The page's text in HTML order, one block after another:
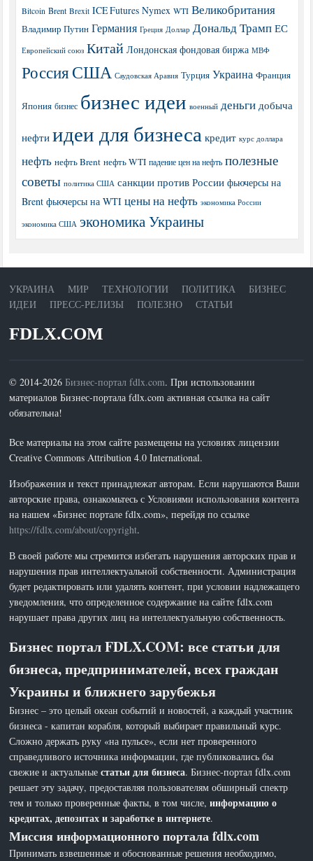
Bitcoin Brent Brexit ICE Futures Nymex WTI Великобритания
Владимир Путин Германия Греция Доллар Дональд Трамп ЕС
Европейский союз Китай Лондонская фондовая биржа МВФ
РоссияСША Саудовская Аравия Турция Украина Франция
Япония бизнес бизнес идеи военный деньги добыча
нефти идеи для бизнеса кредит курс доллара
нефть нефть Brent нефть WTI падение цен на нефть полезные
советы политика США санкции против России фьючерсы на
Brent фьючерсы на WTI цены на нефть экономика России
экономика США экономика Украины
УКРАИНА МИР ТЕХНОЛОГИИ ПОЛИТИКА
БИЗНЕС
ИДЕИ
ПРЕСС-РЕЛИЗЫ ПОЛЕЗНО СТАТЬИ
FDLX.COM
© 2014-2026Бизнес-портал fdlx.com. При использовании
материалов Бизнес-портала fdlx.com активная ссылка на сайт
обязательна!
Все материалы на этом сайте размещены на условиях лицензии
Creative Commons Attribution 4.0 International.
Изображения и текст принадлежат авторам. Если нарушаются Ваши
авторские права, ознакомьтесь с Условиями использования контента
на нашем «Бизнес портале fdlx.com», перейдя по ссылке
https://fdlx.com/about/copyright.
В своей работе мы стремится избегать нарушения авторских прав и
нарушения прав интеллектуальной собственности. Администрация
будет редактировать или удалять контент, при условии надлежащего
уведомления, что определенное содержание на сайте fdlx.com
нарушает права других лиц на интеллектуальную собственность.
Бизнес портал FDLX.COM: все статьи для
бизнеса, предпринимателей, всех граждан
Украины и ближнего зарубежья
Бизнес – это целый океан событий и новостей, а каждый участник
бизнеса - капитан корабля, который выбирает правильный курс.
Сложно держать руку «на пульсе», если нет проверенного
справедливого источника информации, где публиковались бы
свежие и актуальныестатьи для бизнеса. Бизнес-портал fdlx.com
решает эту задачу, предоставляя пользователям обширный спектр
тем и только проверенные факты, в том числе,информацию о
кредитах, депозитах и заработке в интернете.
Миссия информационного портала fdlx.com
Принимать взвешенные и обоснованные решения необходимо,